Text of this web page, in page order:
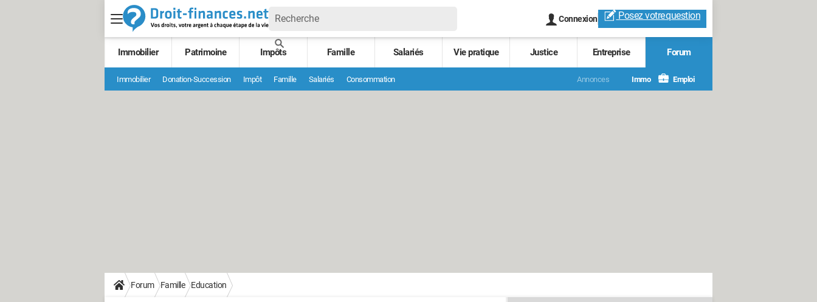
Connexion Posez votrequestion
Immobilier Patrimoine Impôts Famille Salariés Vie pratique Justice Entreprise Forum
Immobilier Donation-Succession Impôt Famille Salariés Consommation Annonces Immo Emploi
Forum Famille Education